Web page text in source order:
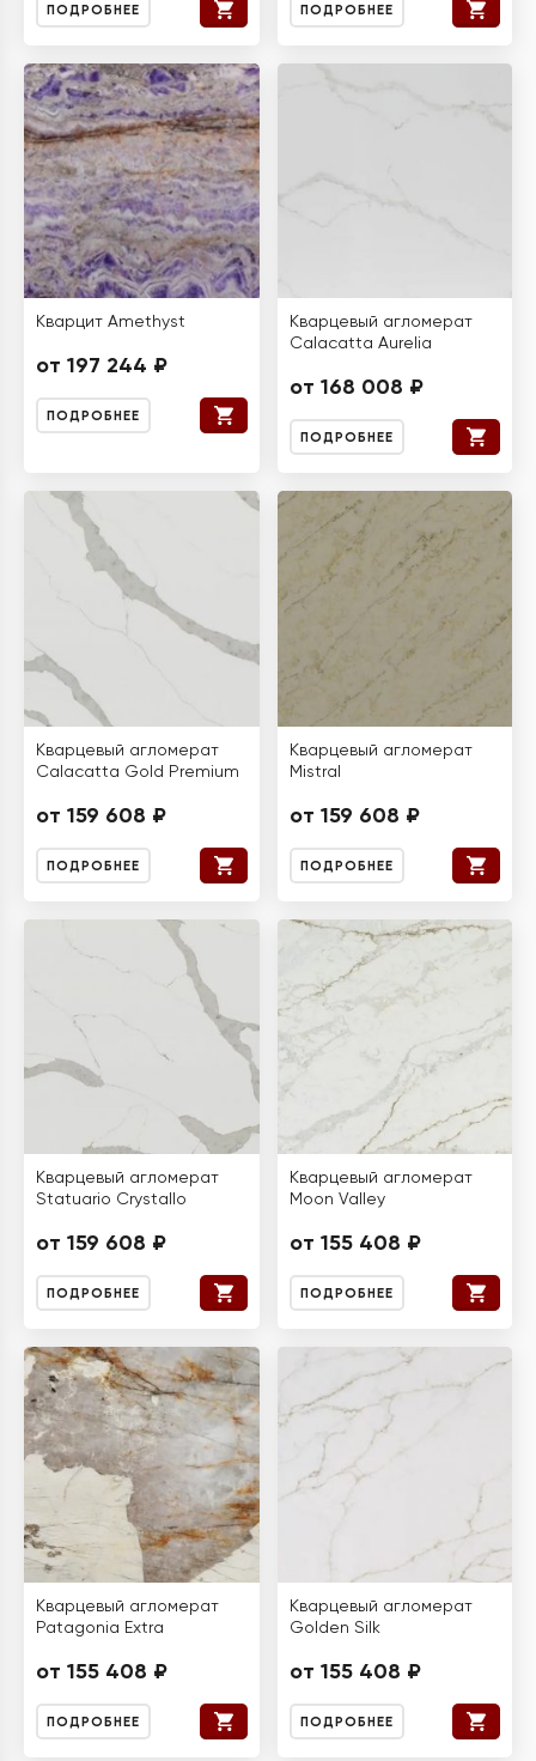
ПОДРОБНЕЕ ПОДРОБНЕЕ
Кварцит Amethyst
от 197 244 ₽
ПОДРОБНЕЕ
Кварцевый агломерат
Calacatta Aurelia
от 168 008 ₽
ПОДРОБНЕЕ
Кварцевый агломерат
Calacatta Gold Premium
от 159 608 ₽
ПОДРОБНЕЕ
Кварцевый агломерат
Mistral
от 159 608 ₽
ПОДРОБНЕЕ
Кварцевый агломерат
Statuario Crystallo
от 159 608 ₽
ПОДРОБНЕЕ
Кварцевый агломерат
Moon Valley
от 155 408 ₽
ПОДРОБНЕЕ
Кварцевый агломерат
Patagonia Extra
от 155 408 ₽
ПОДРОБНЕЕ
Кварцевый агломерат
Golden Silk
от 155 408 ₽
ПОДРОБНЕЕ